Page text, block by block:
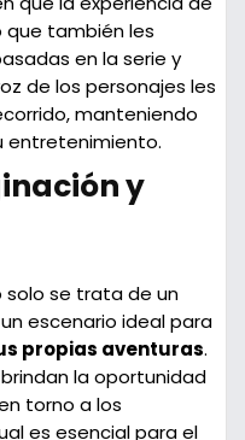
que también les
en la serie y
de los personajes les
manteniendo
entretenimiento.
y
solo se trata de un
escenario ideal para
propias aventuras.
brindan la oportunidad
torno a los
es esencial para el